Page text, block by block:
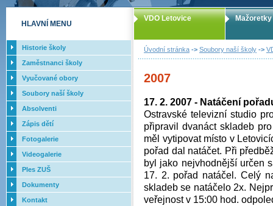
Úvodní stránka -> Soubory naší školy ->
2007
17. 2. 2007 - Natáčení
Ostravské televizní studio
připravil dvanáct skladeb
měl vytipovat místo v
pořad dal natáčet. Při
byl jako nejvhodnější určen
17. 2. pořad natáčel. Celý
skladeb se natáčelo 2x.
veřejnost v 15:00 hod.
VDO Letovice Mažoretky
HLAVNÍ MENU
Historie školy
Zaměstnanci školy
Vyučované obory
Soubory naší školy
Absolventi
Zápis dětí
Fotogalerie
Videogalerie
Ples ZUŠ
Dokumenty
Kontakt